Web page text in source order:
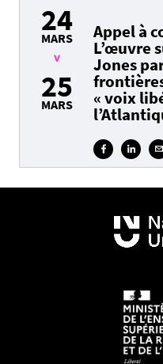
24
MARS
>
25
MARS
Appel à
L’œuvre
Jones
« voix